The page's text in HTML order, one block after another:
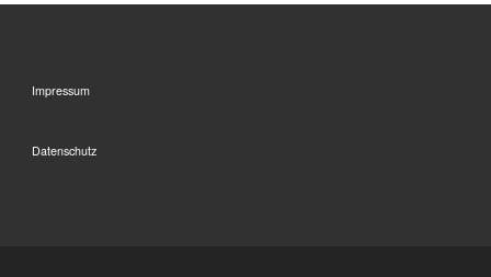
Impressum
Datenschutz